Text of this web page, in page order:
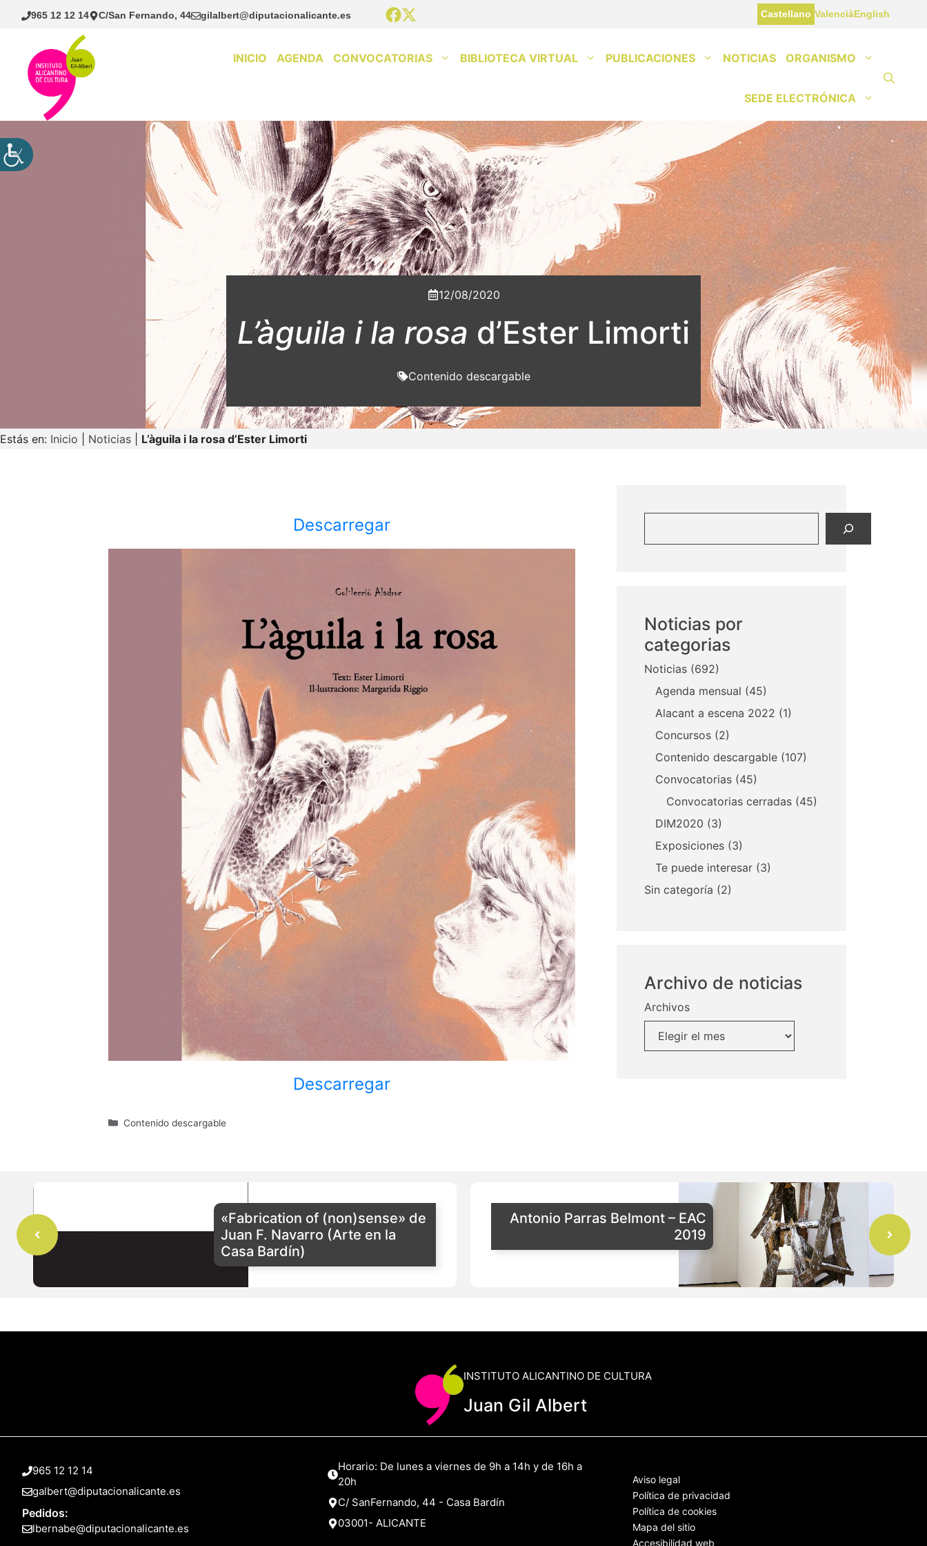
Saltar
965 12 12 14 C/San Fernando, 44 gilalbert@diputacionalicante.es Castellano ValenciàEnglish
INICIO AGENDA CONVOCATORIAS BIBLIOTECA VIRTUAL PUBLICACIONES NOTICIAS ORGANISMO
SEDE ELECTRÓNICA
12/08/2020
L’àguila i la rosa d’Ester Limorti
Contenido descargable
Estás en: Inicio Noticias L’àguila i la rosa d’Ester Limorti
Descarregar
Descarregar
Categorías
Contenido descargable
Noticias por
categorias
Noticias (692)
Agenda mensual (45)
Alacant a escena 2022 (1)
Concursos (2)
Contenido descargable (107)
Convocatorias (45)
Convocatorias cerradas (45)
DIM2020 (3)
Exposiciones (3)
Te puede interesar (3)
Sin categoría (2)
Archivo de noticias
Archivos
«Fabrication of (non)sense» de
Juan F. Navarro (Arte en la
Casa Bardín)
Antonio Parras Belmont – EAC
2019
INSTITUTO ALICANTINO DE CULTURA
Juan Gil Albert
965 12 12 14
galbert@diputacionalicante.es
Pedidos:
lbernabe@diputacionalicante.es
Horario: De lunes a viernes de 9h a 14h y de 16h a
20h
C/ SanFernando, 44 - Casa Bardín
03001- ALICANTE
Aviso legal
Política de privacidad
Política de cookies
Mapa del sitio
Accesibilidad web